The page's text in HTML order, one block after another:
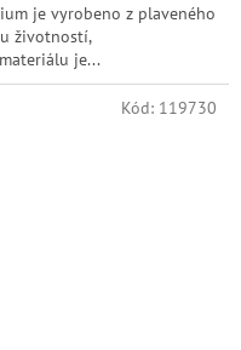
je vyrobeno z plaveného
životností,
je...
Kód: 119730